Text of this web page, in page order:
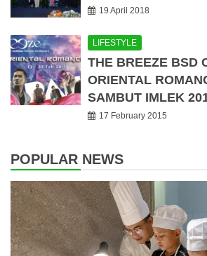
19 April 2018
LIFESTYLE
THE BREEZE BSD
ORIENTAL
SAMBUT IMLEK
17 February 2015
POPULAR NEWS